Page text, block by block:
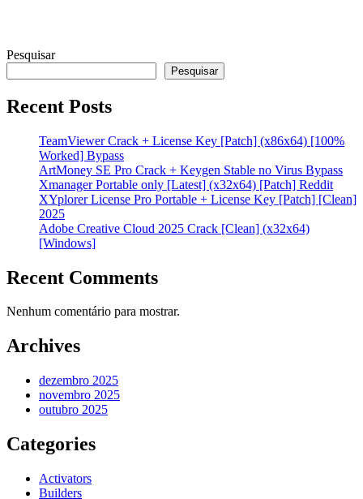
Pesquisar
Pesquisar
Recent Posts
TeamViewer Crack + License Key [Patch] (x86x64) [100%
Worked] Bypass
ArtMoney SE Pro Crack + Keygen Stable no Virus Bypass
Xmanager Portable only [Latest] (x32x64) [Patch] Reddit
XYplorer License Pro Portable + License Key [Patch] [Clean]
2025
Adobe Creative Cloud 2025 Crack [Clean] (x32x64)
[Windows]
Recent Comments
Nenhum comentário para mostrar.
Archives
dezembro 2025
novembro 2025
outubro 2025
Categories
Activators
Builders